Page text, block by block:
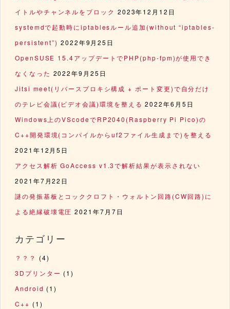
イトルやチャンネルをブロック 2023年12月12日
systemdで起動時にiptablesルール追加(without “iptables-
persistent”) 2022年9月25日
OpenSUSE 15.4アップデートでPHP(php-fpm)が使用でき
なくなった 2022年9月25日
Jitsi meet(リバースプロキシ構成 + ポート変更)で自分だけ
のテレビ会議(ビデオ会議)環境を整える 2022年6月5日
Windows上のVScodeでRP2040(Raspberry Pi Pico)の
C++開発環境(コンパイルからuf2ファイル生成まで)を整える
2021年12月5日
アクセス解析 GoAccess v1.3で解析結果が表示されない
2021年7月22日
謎の発振基板とコッククロフト・ウォルトン回路(CW回路)に
よる絶縁破壊電圧 2021年7月7日
カテゴリー
？？？
(4)
3Dプリンター (1)
Android (1)
C++ (1)